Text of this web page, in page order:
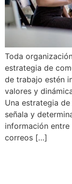
Toda
estrategia de
de trabajo estén
valores y
Una estrategia
señala y
información
correos […]